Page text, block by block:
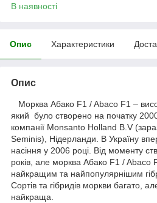
В наявності
Опис Характеристики
Опис
Морква Абако F1 / Abaco F1 –
який було створено на початку
компанії Monsanto Holland B.V
Seminis), Нідерланди. В Україну
насіння у 2006 році. Від моменту
років, але морква Абако F1 / Abaco
найкращим та найпопулярнішим
Сортів та гібридів моркви багато,
найкраща.